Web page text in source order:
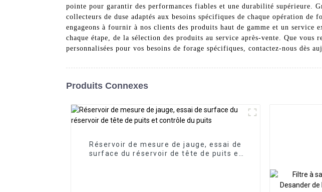
pointe pour garantir des performances fiables et une durabilité supérieure.
collecteurs de duse adaptés aux besoins spécifiques de chaque opération
engageons à fournir à nos clients des produits haut de gamme et un service
chaque étape, de la sélection des produits au service après-vente. Que
personnalisées pour vos besoins de forage spécifiques, contactez-nous dès
Produits Connexes
Réservoir de mesure de jauge, essai de
surface du réservoir de tête de puits et